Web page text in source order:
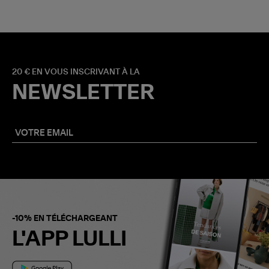
20 € EN VOUS INSCRIVANT À LA
NEWSLETTER
-10% EN TÉLÉCHARGEANT
L'APP LULLI